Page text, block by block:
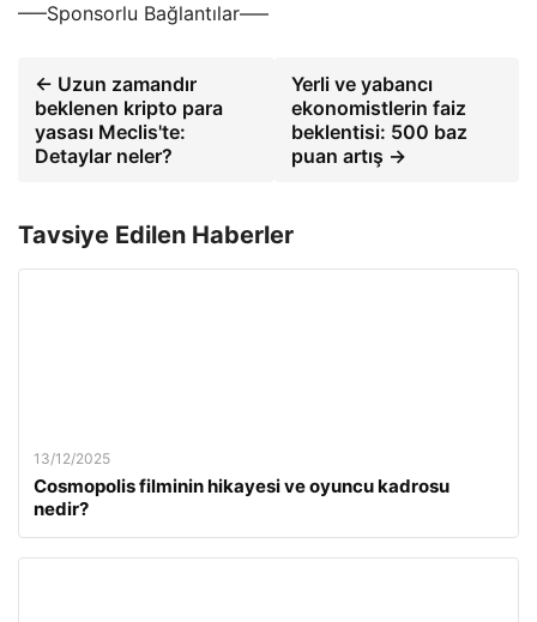
—–Sponsorlu Bağlantılar—–
← Uzun zamandır
beklenen kripto para
yasası Meclis'te:
Detaylar neler?
Yerli ve yabancı
ekonomistlerin faiz
beklentisi: 500 baz
puan artış →
Tavsiye Edilen Haberler
13/12/2025
Cosmopolis filminin hikayesi ve oyuncu kadrosu
nedir?